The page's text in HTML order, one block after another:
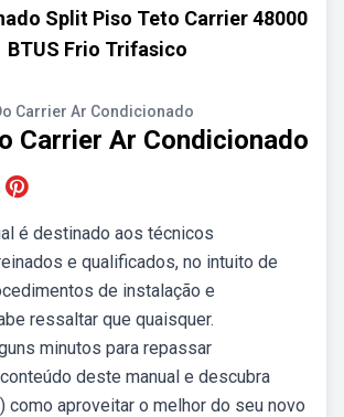
Split Piso Teto Carrier 48000
BTUS Frio Trifasico
Carrier Ar Condicionado
Carrier Ar Condicionado
é destinado aos técnicos
e qualificados, no intuito de
de instalação e
ressaltar que quaisquer.
minutos para repassar
deste manual e descubra
como aproveitar o melhor do seu novo